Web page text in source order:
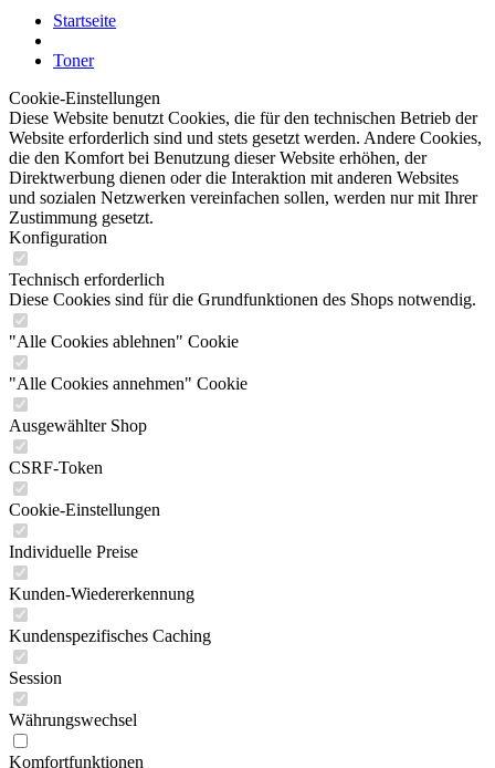
Startseite
Toner
Cookie-Einstellungen
Diese Website benutzt Cookies, die für den technischen Betrieb der
Website erforderlich sind und stets gesetzt werden. Andere Cookies,
die den Komfort bei Benutzung dieser Website erhöhen, der
Direktwerbung dienen oder die Interaktion mit anderen Websites
und sozialen Netzwerken vereinfachen sollen, werden nur mit Ihrer
Zustimmung gesetzt.
Konfiguration
Technisch erforderlich
Diese Cookies sind für die Grundfunktionen des Shops notwendig.
"Alle Cookies ablehnen" Cookie
"Alle Cookies annehmen" Cookie
Ausgewählter Shop
CSRF-Token
Cookie-Einstellungen
Individuelle Preise
Kunden-Wiedererkennung
Kundenspezifisches Caching
Session
Währungswechsel
Komfortfunktionen